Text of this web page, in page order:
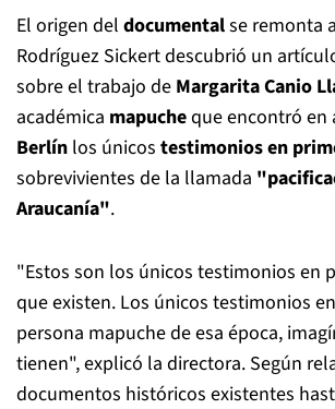
El origen del documentalse remonta
Rodríguez Sickert descubrió un
sobre el trabajo de Margarita Canio
académica mapucheque encontró en
Berlín los únicos testimonios en
sobrevivientes de la llamada
Araucanía".
"Estos son los únicos testimonios en
que existen. Los únicos testimonios
persona mapuche de esa época,
tienen", explicó la directora. Según
documentos históricos existentes